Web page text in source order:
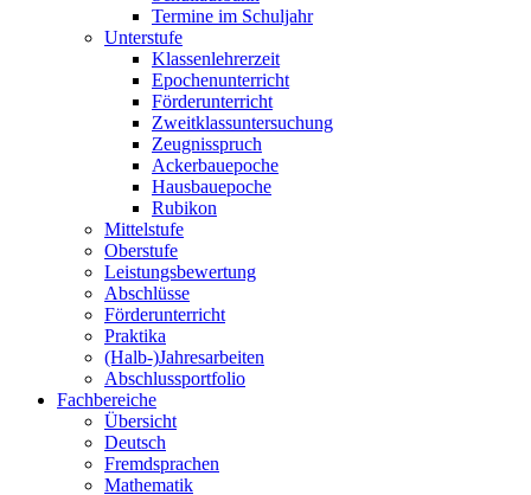
Termine im Schuljahr
Unterstufe
Klassenlehrerzeit
Epochenunterricht
Förderunterricht
Zweitklassuntersuchung
Zeugnisspruch
Ackerbauepoche
Hausbauepoche
Rubikon
Mittelstufe
Oberstufe
Leistungsbewertung
Abschlüsse
Förderunterricht
Praktika
(Halb-)Jahresarbeiten
Abschlussportfolio
Fachbereiche
Übersicht
Deutsch
Fremdsprachen
Mathematik